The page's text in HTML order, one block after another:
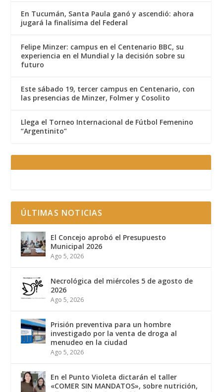
En Tucumán, Santa Paula ganó y ascendió: ahora
jugará la finalísima del Federal
Felipe Minzer: campus en el Centenario BBC, su
experiencia en el Mundial y la decisión sobre su
futuro
Este sábado 19, tercer campus en Centenario, con
las presencias de Minzer, Folmer y Cosolito
Llega el Torneo Internacional de Fútbol Femenino
“Argentinito”
ÚLTIMAS NOTICIAS
El Concejo aprobó el Presupuesto
Municipal 2026
Ago 5, 2026
Necrológica del miércoles 5 de agosto de
2026
Ago 5, 2026
Prisión preventiva para un hombre
investigado por la venta de droga al
menudeo en la ciudad
Ago 5, 2026
En el Punto Violeta dictarán el taller
«COMER SIN MANDATOS», sobre nutrición,